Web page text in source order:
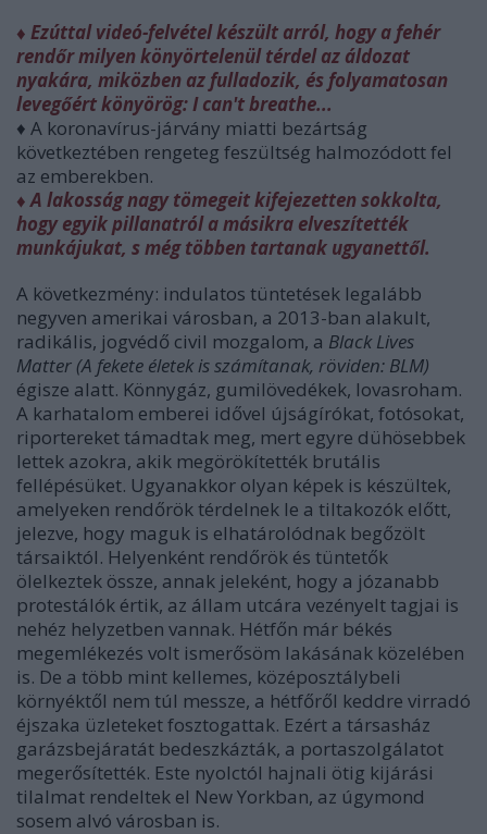
♦ Ezúttal videó-felvétel készült arról, hogy a fehér
rendőr milyen könyörtelenül térdel az áldozat
nyakára, miközben az fulladozik, és folyamatosan
levegőért könyörög: I can't breathe...
♦ A koronavírus-járvány miatti bezártság
következtében rengeteg feszültség halmozódott fel
az emberekben.
♦ A lakosság nagy tömegeit kifejezetten sokkolta,
hogy egyik pillanatról a másikra elveszítették
munkájukat, s még többen tartanak ugyanettől.
A következmény: indulatos tüntetések legalább
negyven amerikai városban, a 2013-ban alakult,
radikális, jogvédő civil mozgalom, a Black Lives
Matter (A fekete életek is számítanak, röviden: BLM)
égisze alatt. Könnygáz, gumilövedékek, lovasroham.
A karhatalom emberei idővel újságírókat, fotósokat,
riportereket támadtak meg, mert egyre dühösebbek
lettek azokra, akik megörökítették brutális
fellépésüket. Ugyanakkor olyan képek is készültek,
amelyeken rendőrök térdelnek le a tiltakozók előtt,
jelezve, hogy maguk is elhatárolódnak begőzölt
társaiktól. Helyenként rendőrök és tüntetők
ölelkeztek össze, annak jeleként, hogy a józanabb
protestálók értik, az állam utcára vezényelt tagjai is
nehéz helyzetben vannak. Hétfőn már békés
megemlékezés volt ismerősöm lakásának közelében
is. De a több mint kellemes, középosztálybeli
környéktől nem túl messze, a hétfőről keddre virradó
éjszaka üzleteket fosztogattak. Ezért a társasház
garázsbejáratát bedeszkázták, a portaszolgálatot
megerősítették. Este nyolctól hajnali ötig kijárási
tilalmat rendeltek el New Yorkban, az úgymond
sosem alvó városban is.